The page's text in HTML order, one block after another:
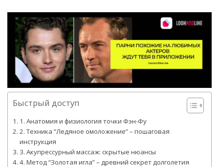
Быстрый доступ
1. Анатомия и физиология точки Фэн-Фу
2. Техника “Ледяное омоложение” – пошаговая
инструкция
3. Акупрессурный массаж: скрытые нюансы
4. Метод “Золотая игла” – древний секрет долголетия